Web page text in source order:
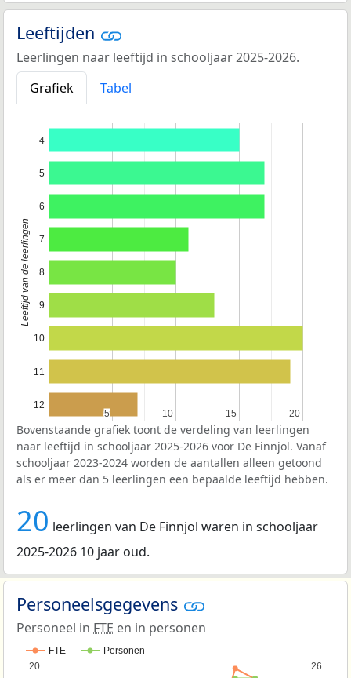
Leeftijden
Leerlingen naar leeftijd in schooljaar 2025-2026.
Grafiek
Tabel
5
5 10
10 15
15 20
20
4
5
6
7
8
9
10
11
12
Leeftijd van de leerlingen
Bovenstaande grafiek toont de verdeling van leerlingen
naar leeftijd in schooljaar 2025-2026 voor De Finnjol. Vanaf
schooljaar 2023-2024 worden de aantallen alleen getoond
als er meer dan 5 leerlingen een bepaalde leeftijd hebben.
20 leerlingen van De Finnjol waren in schooljaar
2025-2026 10 jaar oud.
Personeelsgegevens
Personeel in FTE en in personen
FTE Personen
20
20 26
26